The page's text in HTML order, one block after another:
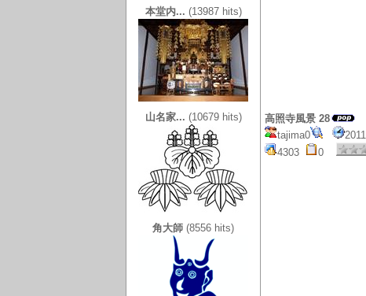
高照寺風景 28
tajima0
4303
0
本堂内... (13987 hits)
山名家... (10679 hits)
角大師 (8556 hits)